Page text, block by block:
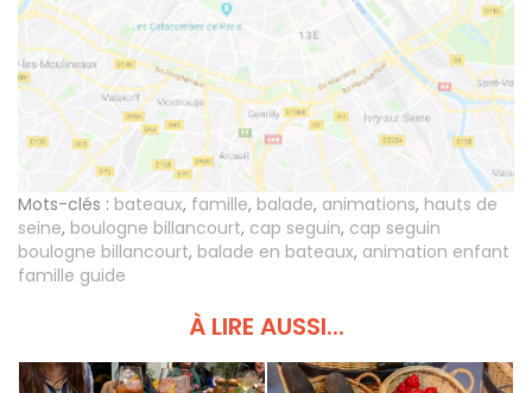
Mots-clés : bateaux, famille, balade, animations, hauts de
seine, boulogne billancourt, cap seguin, cap seguin
boulogne billancourt, balade en bateaux, animation enfant
famille guide
À LIRE AUSSI...